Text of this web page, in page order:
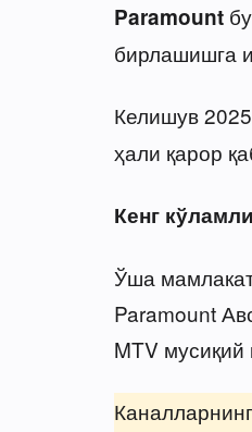
Paramount
бирлашишга
Келишув
ҳали қарор
Кенг
Ўша
Paramount
MTV